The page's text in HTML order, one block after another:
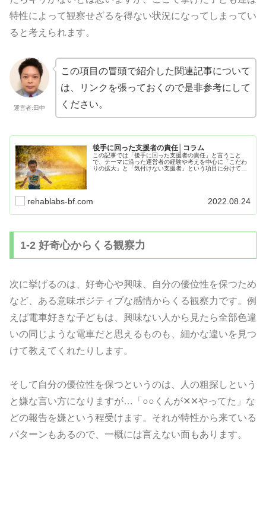
特性によって観察せざるを得ない状況になってしまってい
ると考えられます。
運営者:田中
この項目の冒頭で紹介した関連記事について
は、リンクを張っておくので是非参考にして
ください。
後手に回った支援者の責任│コラム
この記事では「後手に回った支援者の責任」と言うこと
で、テーマに沿った運営者の経験や考えを中心に「こだわ
りの拡大」と「気付けない支援者」という項目に分けて記
rehablabs-bf.com 2022.08.24
1-2 好奇心からくる観察力
次に挙げるのは、好奇心や興味、自分の優位性を保つため
など、ある意味ポジティブな感情からくる観察力です。例
えば電車好きな子どもは、興味ない人から見たら全部色違
いの同じような電車だと思えるものも、細かな違いを見つ
けて教えてくれたりします。
そして自分の優位性を保つというのは、人の粗探しという
と嫌な言い方になりますが…「○○くんが‪✕‬‪✕‬やってた」な
どの報告を嫌という程受けます。それが特性から来ている
パターンもあるので、一概には言えない面もあります。